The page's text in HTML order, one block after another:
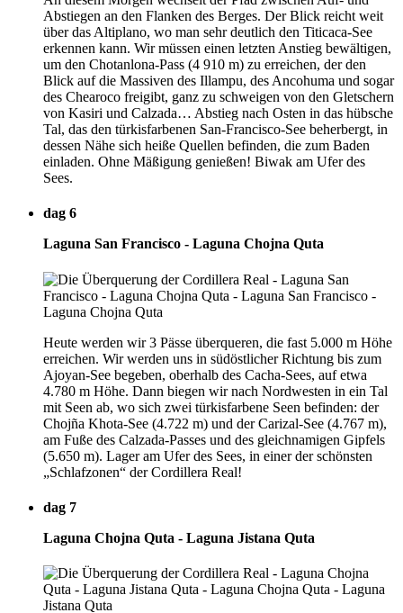
Abstiegen an den Flanken des Berges. Der Blick reicht weit
über das Altiplano, wo man sehr deutlich den Titicaca-See
erkennen kann. Wir müssen einen letzten Anstieg bewältigen,
um den Chotanlona-Pass (4 910 m) zu erreichen, der den
Blick auf die Massiven des Illampu, des Ancohuma und sogar
des Chearoco freigibt, ganz zu schweigen von den Gletschern
von Kasiri und Calzada… Abstieg nach Osten in das hübsche
Tal, das den türkisfarbenen San-Francisco-See beherbergt, in
dessen Nähe sich heiße Quellen befinden, die zum Baden
einladen. Ohne Mäßigung genießen! Biwak am Ufer des
Sees.
dag 6
Laguna San Francisco - Laguna Chojna Quta
Heute werden wir 3 Pässe überqueren, die fast 5.000 m Höhe
erreichen. Wir werden uns in südöstlicher Richtung bis zum
Ajoyan-See begeben, oberhalb des Cacha-Sees, auf etwa
4.780 m Höhe. Dann biegen wir nach Nordwesten in ein Tal
mit Seen ab, wo sich zwei türkisfarbene Seen befinden: der
Chojña Khota-See (4.722 m) und der Carizal-See (4.767 m),
am Fuße des Calzada-Passes und des gleichnamigen Gipfels
(5.650 m). Lager am Ufer des Sees, in einer der schönsten
„Schlafzonen“ der Cordillera Real!
dag 7
Laguna Chojna Quta - Laguna Jistana Quta